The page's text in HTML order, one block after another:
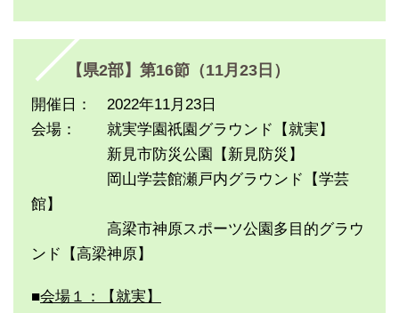
【県2部】第16節（11月23日）
開催日： 2022年11月23日
会場： 就実学園祇園グラウンド【就実】
新見市防災公園【新見防災】
岡山学芸館瀬戸内グラウンド【学芸
館】
高梁市神原スポーツ公園多目的グラウ
ンド【高梁神原】
■会場１：【就実】